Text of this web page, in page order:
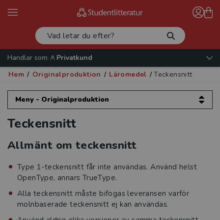
Handlar som:
Privatkund
Hem / Originalproduktion / Läromedel / Teckensnitt
Meny - Originalproduktion
Originalproduktion
Kurslitteratur
Läromedel
Inställningar
Omslag
Teckensnitt
Allmänt om teckensnitt
Type 1-teckensnitt får inte användas. Använd helst
OpenType, annars TrueType.
Alla teckensnitt måste bifogas leveransen varför
molnbaserade teckensnitt ej kan användas.